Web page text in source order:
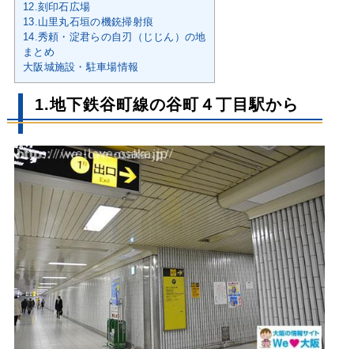
12.刻印石広場
13.山里丸石垣の機銃掃射痕
14.秀頼・淀君らの自刃（じじん）の地
まとめ
大阪城施設・駐車場情報
1.地下鉄谷町線の谷町４丁目駅から